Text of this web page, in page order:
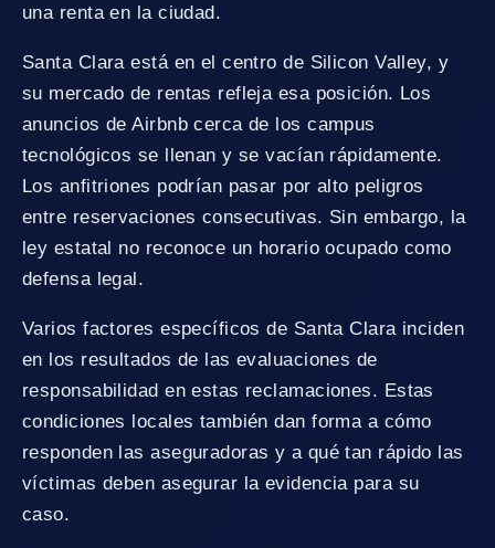
una renta en la ciudad.
Santa Clara está en el centro de Silicon Valley, y
su mercado de rentas refleja esa posición. Los
anuncios de Airbnb cerca de los campus
tecnológicos se llenan y se vacían rápidamente.
Los anfitriones podrían pasar por alto peligros
entre reservaciones consecutivas. Sin embargo, la
ley estatal no reconoce un horario ocupado como
defensa legal.
Varios factores específicos de Santa Clara inciden
en los resultados de las evaluaciones de
responsabilidad en estas reclamaciones. Estas
condiciones locales también dan forma a cómo
responden las aseguradoras y a qué tan rápido las
víctimas deben asegurar la evidencia para su
caso.